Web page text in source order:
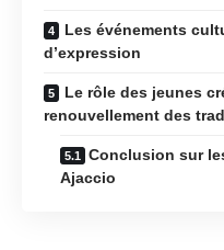
Les événements
d’expression
Le rôle des jeunes
renouvellement des
Conclusion sur
Ajaccio